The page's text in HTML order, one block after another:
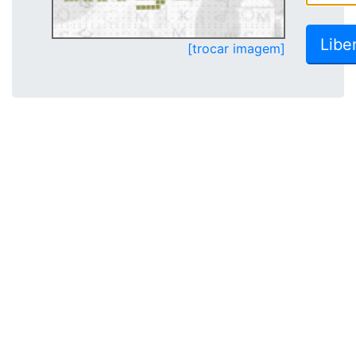
[trocar imagem]